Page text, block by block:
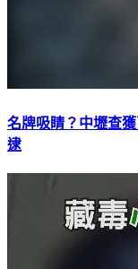
名牌吸睛？中壢查
逮